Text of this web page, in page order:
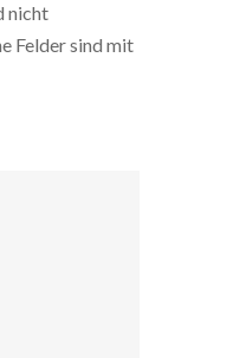
nicht
Felder sind mit